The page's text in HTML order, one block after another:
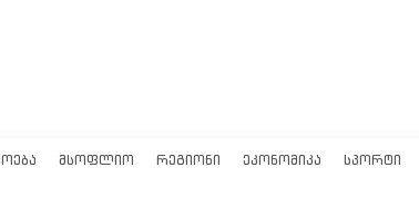
ᲛᲡᲝᲤᲚᲘᲝ ᲠᲔᲒᲘᲝᲜᲘ ᲔᲙᲝᲜᲝᲛᲘᲙᲐ ᲡᲞᲝᲠᲢᲘ